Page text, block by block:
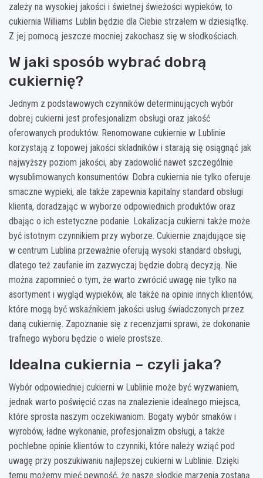
zależy na wysokiej jakości i świetnej świeżości wypieków, to
cukiernia Williams Lublin będzie dla Ciebie strzałem w dziesiątkę.
Z jej pomocą jeszcze mocniej zakochasz się w słodkościach.
W jaki sposób wybrać dobrą
cukiernię?
Jednym z podstawowych czynników determinujących wybór
dobrej cukierni jest profesjonalizm obsługi oraz jakość
oferowanych produktów. Renomowane cukiernie w Lublinie
korzystają z topowej jakości składników i starają się osiągnąć jak
najwyższy poziom jakości, aby zadowolić nawet szczególnie
wysublimowanych konsumentów. Dobra cukiernia nie tylko oferuje
smaczne wypieki, ale także zapewnia kapitalny standard obsługi
klienta, doradzając w wyborze odpowiednich produktów oraz
dbając o ich estetyczne podanie. Lokalizacja cukierni także może
być istotnym czynnikiem przy wyborze. Cukiernie znajdujące się
w centrum Lublina przeważnie oferują wysoki standard obsługi,
dlatego też zaufanie im zazwyczaj będzie dobrą decyzją. Nie
można zapomnieć o tym, że warto zwrócić uwagę nie tylko na
asortyment i wygląd wypieków, ale także na opinie innych klientów,
które mogą być wskaźnikiem jakości usług świadczonych przez
daną cukiernię. Zapoznanie się z recenzjami sprawi, że dokonanie
trafnego wyboru będzie o wiele prostsze.
Idealna cukiernia – czyli jaka?
Wybór odpowiedniej cukierni w Lublinie może być wyzwaniem,
jednak warto poświęcić czas na znalezienie idealnego miejsca,
które sprosta naszym oczekiwaniom. Bogaty wybór smaków i
wyrobów, ładne wykonanie, profesjonalizm obsługi, a także
pochlebne opinie klientów to czynniki, które należy wziąć pod
uwagę przy poszukiwaniu najlepszej cukierni w Lublinie. Dzięki
temu możemy mieć pewność, że nasze słodkie marzenia zostaną